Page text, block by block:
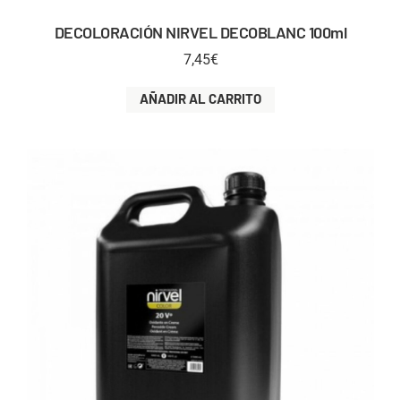
DECOLORACIÓN NIRVEL DECOBLANC 100ml
7,45€
AÑADIR AL CARRITO